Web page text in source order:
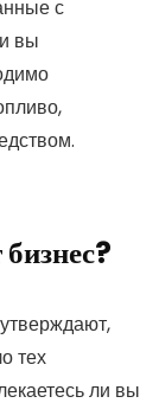
с
вы
тех
ли вы